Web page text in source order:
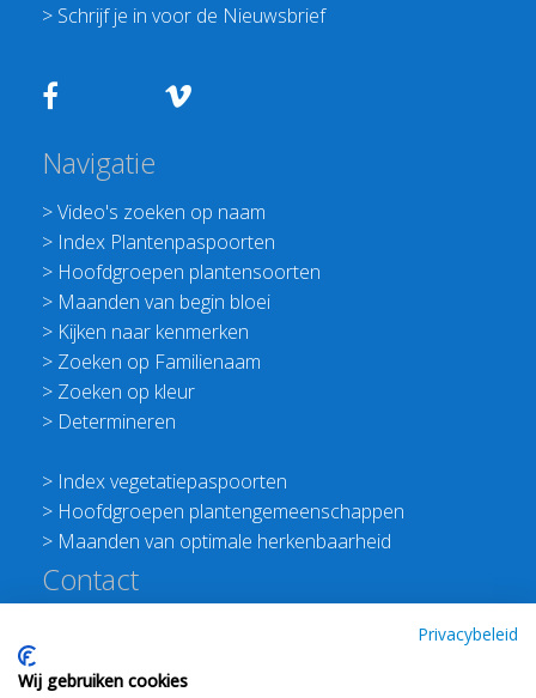
> Schrijf je in voor de Nieuwsbrief
Navigatie
>Video's zoeken op naam
> Index Plantenpaspoorten
> Hoofdgroepen plantensoorten
> Maanden van begin bloei
> Kijken naar kenmerken
> Zoeken op Familienaam
> Zoeken op kleur
> Determineren
> Index vegetatiepaspoorten
> Hoofdgroepen plantengemeenschappen
> Maanden van optimale herkenbaarheid
Contact
E:info@floravannederland.nl
Privacybeleid
Wij gebruiken cookies